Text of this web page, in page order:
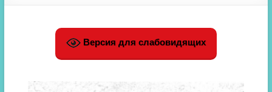
Версия для слабовидящих